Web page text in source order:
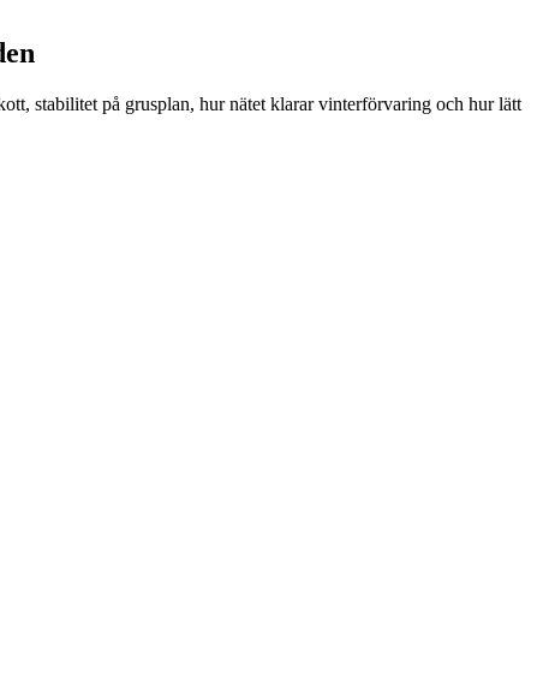
stabilitet på grusplan, hur nätet klarar vinterförvaring och hur lätt